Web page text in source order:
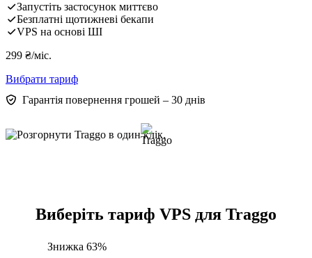
Запустіть застосунок миттєво
Безплатні щотижневі бекапи
VPS на основі ШІ
299 ₴/міс.
Вибрати тариф
Гарантія повернення грошей – 30 днів
Виберіть тариф VPS для Traggo
Знижка 63%